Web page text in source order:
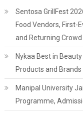
Sentosa GrillFest
Food Vendors, First-
and Returning
Nykaa Best in
Products and Brands
Manipal University
Programme,